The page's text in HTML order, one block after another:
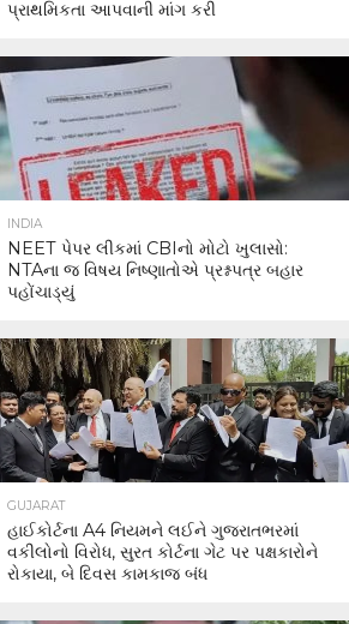
પ્રાથમિકતા આપવાની માંગ કરી
INDIA
NEET પેપર લીકમાં CBIનો મોટો ખુલાસો:
NTAના જ વિષય નિષ્ણાતોએ પ્રશ્નપત્ર બહાર
પહોંચાડ્યું
GUJARAT
હાઈકોર્ટના A4 નિયમને લઈને ગુજરાતભરમાં
વકીલોનો વિરોધ, સુરત કોર્ટના ગેટ પર પક્ષકારોને
રોકાયા, બે દિવસ કામકાજ બંધ